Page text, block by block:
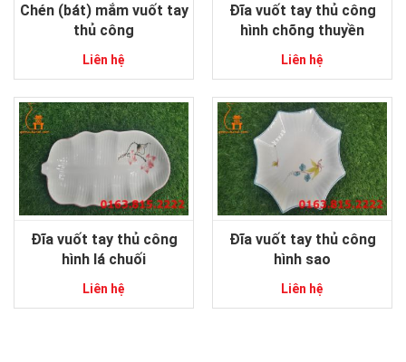
Chén (bát) mắm vuốt tay
thủ công
Liên hệ
Đĩa vuốt tay thủ công
hình chõng thuyền
Liên hệ
Đĩa vuốt tay thủ công
hình lá chuối
Liên hệ
Đĩa vuốt tay thủ công
hình sao
Liên hệ